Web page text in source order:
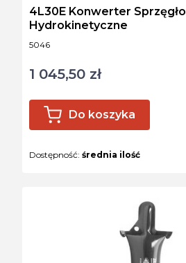
Kod produktu
5046
4L30E Konwerter Sprzęgło
Hydrokinetyczne
Cena
1 045,50 zł
Do koszyka
Dostępność: średnia ilość